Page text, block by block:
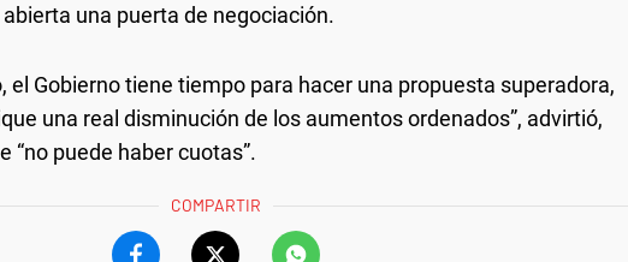
abierta una puerta de negociación.
el Gobierno tiene tiempo para hacer una propuesta superadora,
una real disminución de los aumentos ordenados”, advirtió,
“no puede haber cuotas”.
COMPARTIR